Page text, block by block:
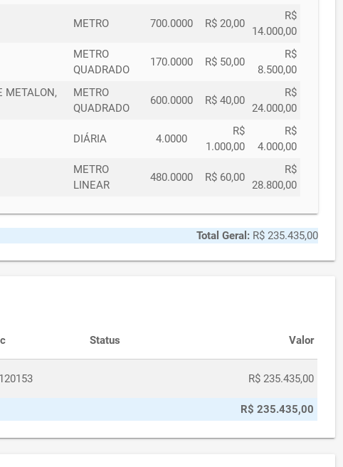
METRO 700.0000 R$ 20,00
R$
14.000,00
METRO
QUADRADO
170.0000 R$ 50,00
R$
8.500,00
METALON,
METRO
QUADRADO
600.0000 R$ 40,00
R$
24.000,00
DIÁRIA 4.0000
R$
1.000,00
R$
4.000,00
METRO
LINEAR
480.0000 R$ 60,00
R$
28.800,00
Total Geral:R$ 235.435,00
Status Valor
R$ 235.435,00
R$ 235.435,00